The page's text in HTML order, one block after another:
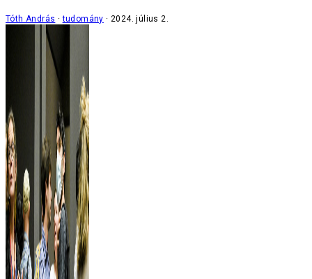
Tóth András tudomány 2024. július 2.